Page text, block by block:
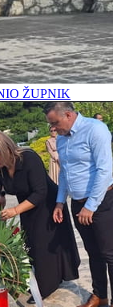
ŽUPNIK